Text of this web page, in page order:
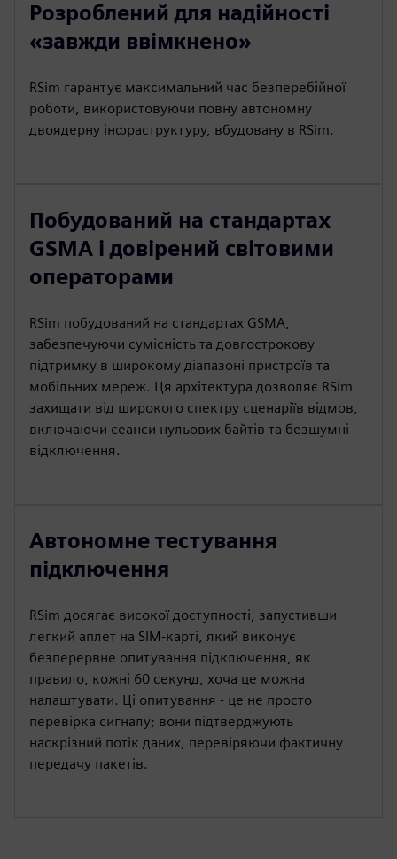
Розроблений для надійності
«завжди ввімкнено»
RSim гарантує максимальний час безперебійної
роботи, використовуючи повну автономну
двоядерну інфраструктуру, вбудовану в RSim.
Побудований на стандартах
GSMA і довірений світовими
операторами
RSim побудований на стандартах GSMA,
забезпечуючи сумісність та довгострокову
підтримку в широкому діапазоні пристроїв та
мобільних мереж. Ця архітектура дозволяє RSim
захищати від широкого спектру сценаріїв відмов,
включаючи сеанси нульових байтів та безшумні
відключення.
Автономне тестування
підключення
RSim досягає високої доступності, запустивши
легкий аплет на SIM-карті, який виконує
безперервне опитування підключення, як
правило, кожні 60 секунд, хоча це можна
налаштувати. Ці опитування - це не просто
перевірка сигналу; вони підтверджують
наскрізний потік даних, перевіряючи фактичну
передачу пакетів.